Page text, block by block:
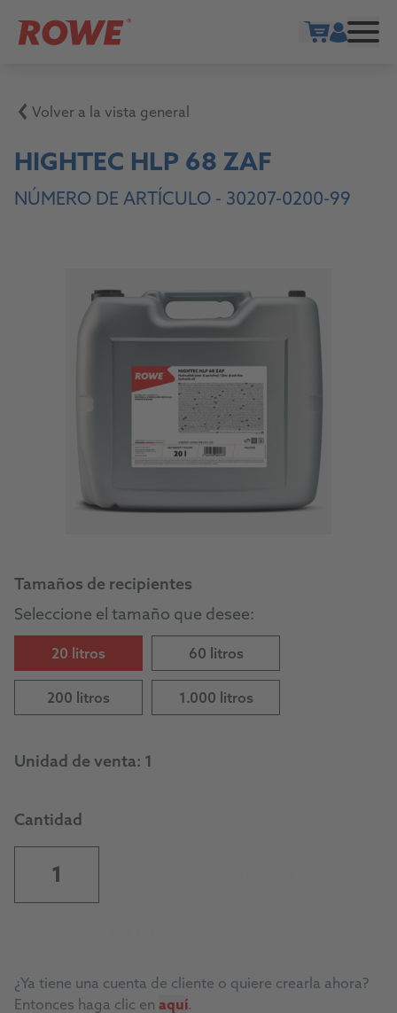
Volver a la vista general
HIGHTEC HLP 68 ZAF
NÚMERO DE ARTÍCULO - 30207-0200-99
Tamaños de recipientes
Seleccione el tamaño que desee:
20 litros 60 litros
200 litros 1.000 litros
Unidad de venta: 1
Cantidad
¿Ya tiene una cuenta de cliente o quiere crearla ahora?
Entonces haga clic en aquí.